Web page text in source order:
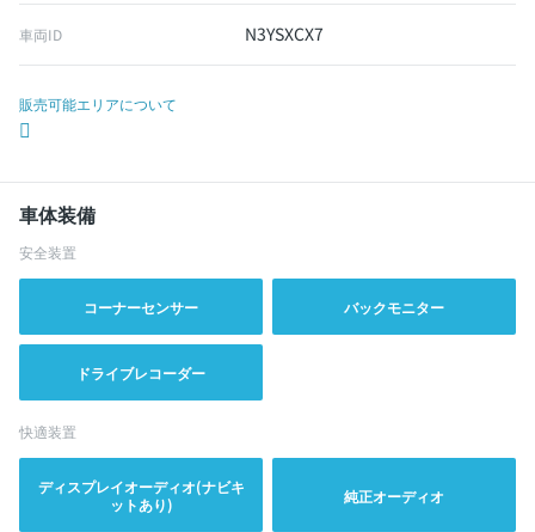
車両ID N3YSXCX7
販売可能エリアについて
車体装備
安全装置
コーナーセンサー バックモニター
ドライブレコーダー
快適装置
ディスプレイオーディオ(ナビキ
ットあり)
純正オーディオ